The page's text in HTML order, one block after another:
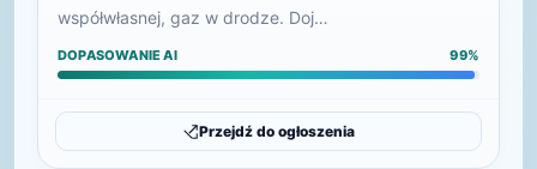
współwłasnej, gaz w drodze. Doj…
DOPASOWANIE AI 99%
Przejdź do ogłoszenia